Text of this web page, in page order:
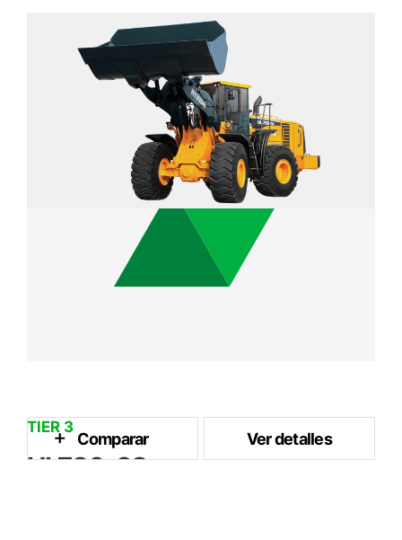
5.2 m³
Potencia Nominal 249 kW / 2,100 rpm
Peso Operativo 26.5 ton
TIER 3
HL780-9S
Comparar Ver detalles